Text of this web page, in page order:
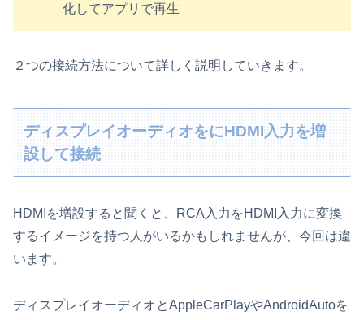
化してアプリで再生
２つの接続方法について詳しく説明していきます。
ディスプレイオーディオをにHDMI入力を増
設して接続
HDMIを増設すると聞くと、RCA入力をHDMI入力に変換
するイメージを持つ人がいるかもしれませんが、今回は違
います。
ディスプレイオーディオとAppleCarPlayやAndroidAutoを